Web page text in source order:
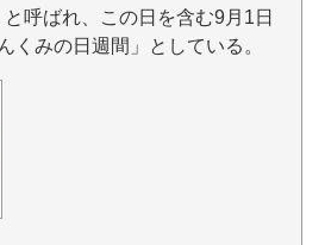
呼ばれ、この日を含む9月1日
くみの日週間」としている。